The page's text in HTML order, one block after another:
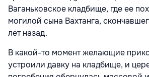
Ваганьковское кладбище, где ее
могилой сына Вахтанга,
лет назад.
В какой-то момент желающие
устроили давку на кладбище, и